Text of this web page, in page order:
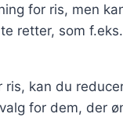
for ris, men
retter, som
kan du
for dem, der